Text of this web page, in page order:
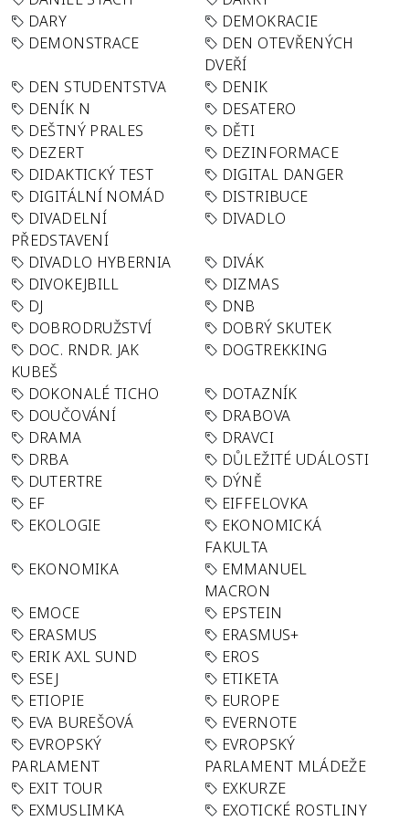
DARY
DEMOKRACIE
DEMONSTRACE
DEN OTEVŘENÝCH
DVEŘÍ
DEN STUDENTSTVA
DENIK
DENÍK N
DESATERO
DEŠTNÝ PRALES
DĚTI
DEZERT
DEZINFORMACE
DIDAKTICKÝ TEST
DIGITAL DANGER
DIGITÁLNÍ NOMÁD
DISTRIBUCE
DIVADELNÍ
PŘEDSTAVENÍ
DIVADLO
DIVADLO HYBERNIA
DIVÁK
DIVOKEJBILL
DIZMAS
DJ
DNB
DOBRODRUŽSTVÍ
DOBRÝ SKUTEK
DOC. RNDR. JAK
KUBEŠ
DOGTREKKING
DOKONALÉ TICHO
DOTAZNÍK
DOUČOVÁNÍ
DRABOVA
DRAMA
DRAVCI
DRBA
DŮLEŽITÉ UDÁLOSTI
DUTERTRE
DÝNĚ
EF
EIFFELOVKA
EKOLOGIE
EKONOMICKÁ
FAKULTA
EKONOMIKA
EMMANUEL
MACRON
EMOCE
EPSTEIN
ERASMUS
ERASMUS+
ERIK AXL SUND
EROS
ESEJ
ETIKETA
ETIOPIE
EUROPE
EVA BUREŠOVÁ
EVERNOTE
EVROPSKÝ
PARLAMENT
EVROPSKÝ
PARLAMENT MLÁDEŽE
EXIT TOUR
EXKURZE
EXMUSLIMKA
EXOTICKÉ ROSTLINY